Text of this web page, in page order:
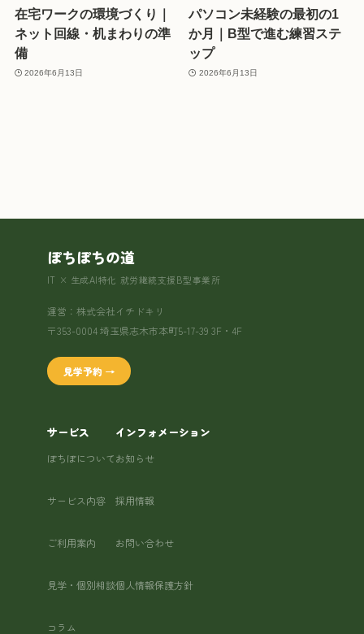
在宅ワークの環境づくり｜
ネット回線・机まわりの準
備
2026年6月13日
パソコン未経験の最初の1
か月｜B型で進む練習ステ
ップ
2026年6月13日
ぽちぽちの道
IT × 生成AI特化 就労継続支援B型事業所
運営：株式会社イチドキリ
〒353-0004 埼玉県志木市本町5-17-39 3F・4F
見学予約 →
サービス
ぽちぽについて
サービス内容
ご利用案内
見学・個別相談
コラム
インフォメーション
お知らせ
採用情報
お問い合わせ
個人情報保護方針